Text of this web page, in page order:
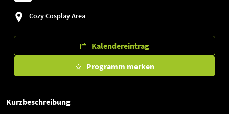
Cozy Cosplay Area
Kalendereintrag
Programm merken
Kurzbeschreibung